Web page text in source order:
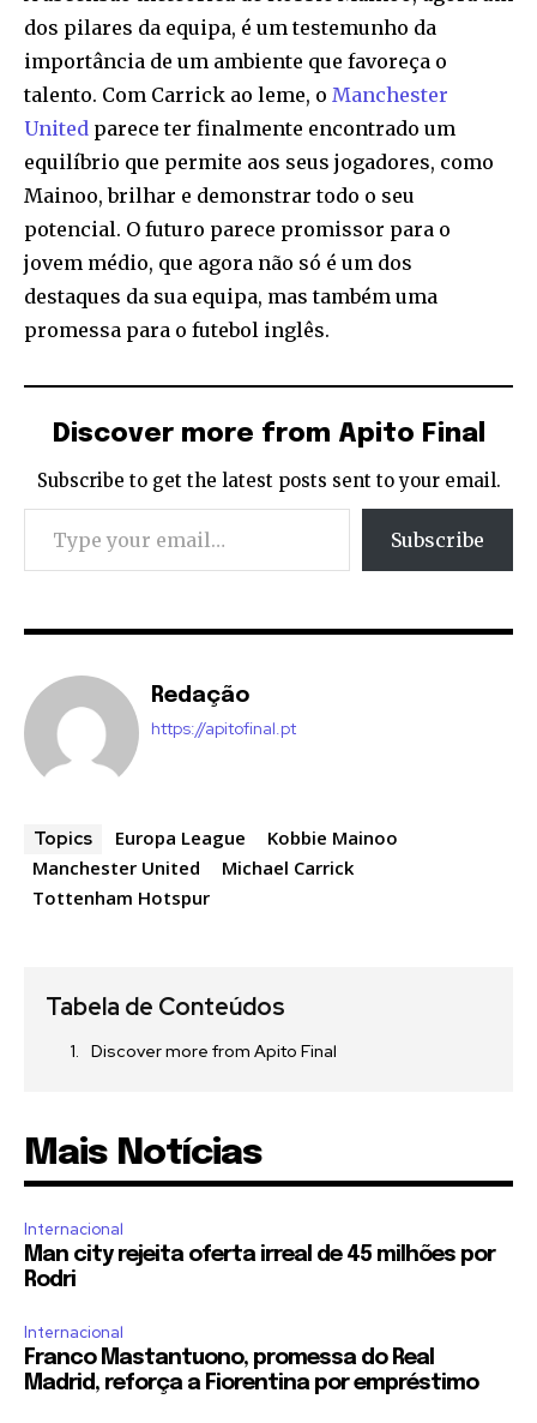
dos pilares da equipa, é um testemunho da
importância de um ambiente que favoreça o
talento. Com Carrick ao leme, o Manchester
United parece ter finalmente encontrado um
equilíbrio que permite aos seus jogadores, como
Mainoo, brilhar e demonstrar todo o seu
potencial. O futuro parece promissor para o
jovem médio, que agora não só é um dos
destaques da sua equipa, mas também uma
promessa para o futebol inglês.
Discover more from Apito Final
Subscribe to get the latest posts sent to your email.
Type your email…
Subscribe
Redação
https://apitofinal.pt
Topics Europa League
Kobbie Mainoo
Manchester United
Michael Carrick
Tottenham Hotspur
Tabela de Conteúdos
Discover more from Apito Final
Mais Notícias
Internacional
Man city rejeita oferta irreal de 45 milhões por
Rodri
Internacional
Franco Mastantuono, promessa do Real
Madrid, reforça a Fiorentina por empréstimo